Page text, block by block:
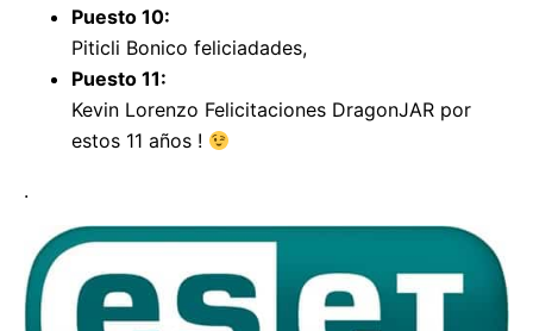
Puesto 10:
Piticli Bonico feliciadades,
Puesto 11:
Kevin Lorenzo Felicitaciones DragonJAR por
estos 11 años !
.